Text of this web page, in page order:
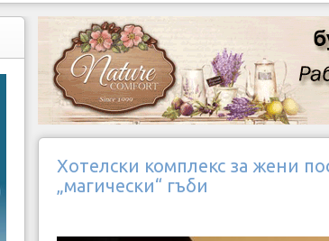
Хотелски комплекс за жени
„магически“ гъби